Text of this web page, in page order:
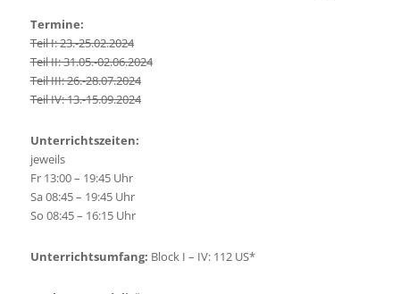
Termine:
Teil I: 23.-25.02.2024
Teil II: 31.05.-02.06.2024
Teil III: 26.-28.07.2024
Teil IV: 13.-15.09.2024
Unterrichtszeiten:
jeweils
Fr 13:00 – 19:45 Uhr
Sa 08:45 – 19:45 Uhr
So 08:45 – 16:15 Uhr
Unterrichtsumfang: Block I – IV: 112 US*